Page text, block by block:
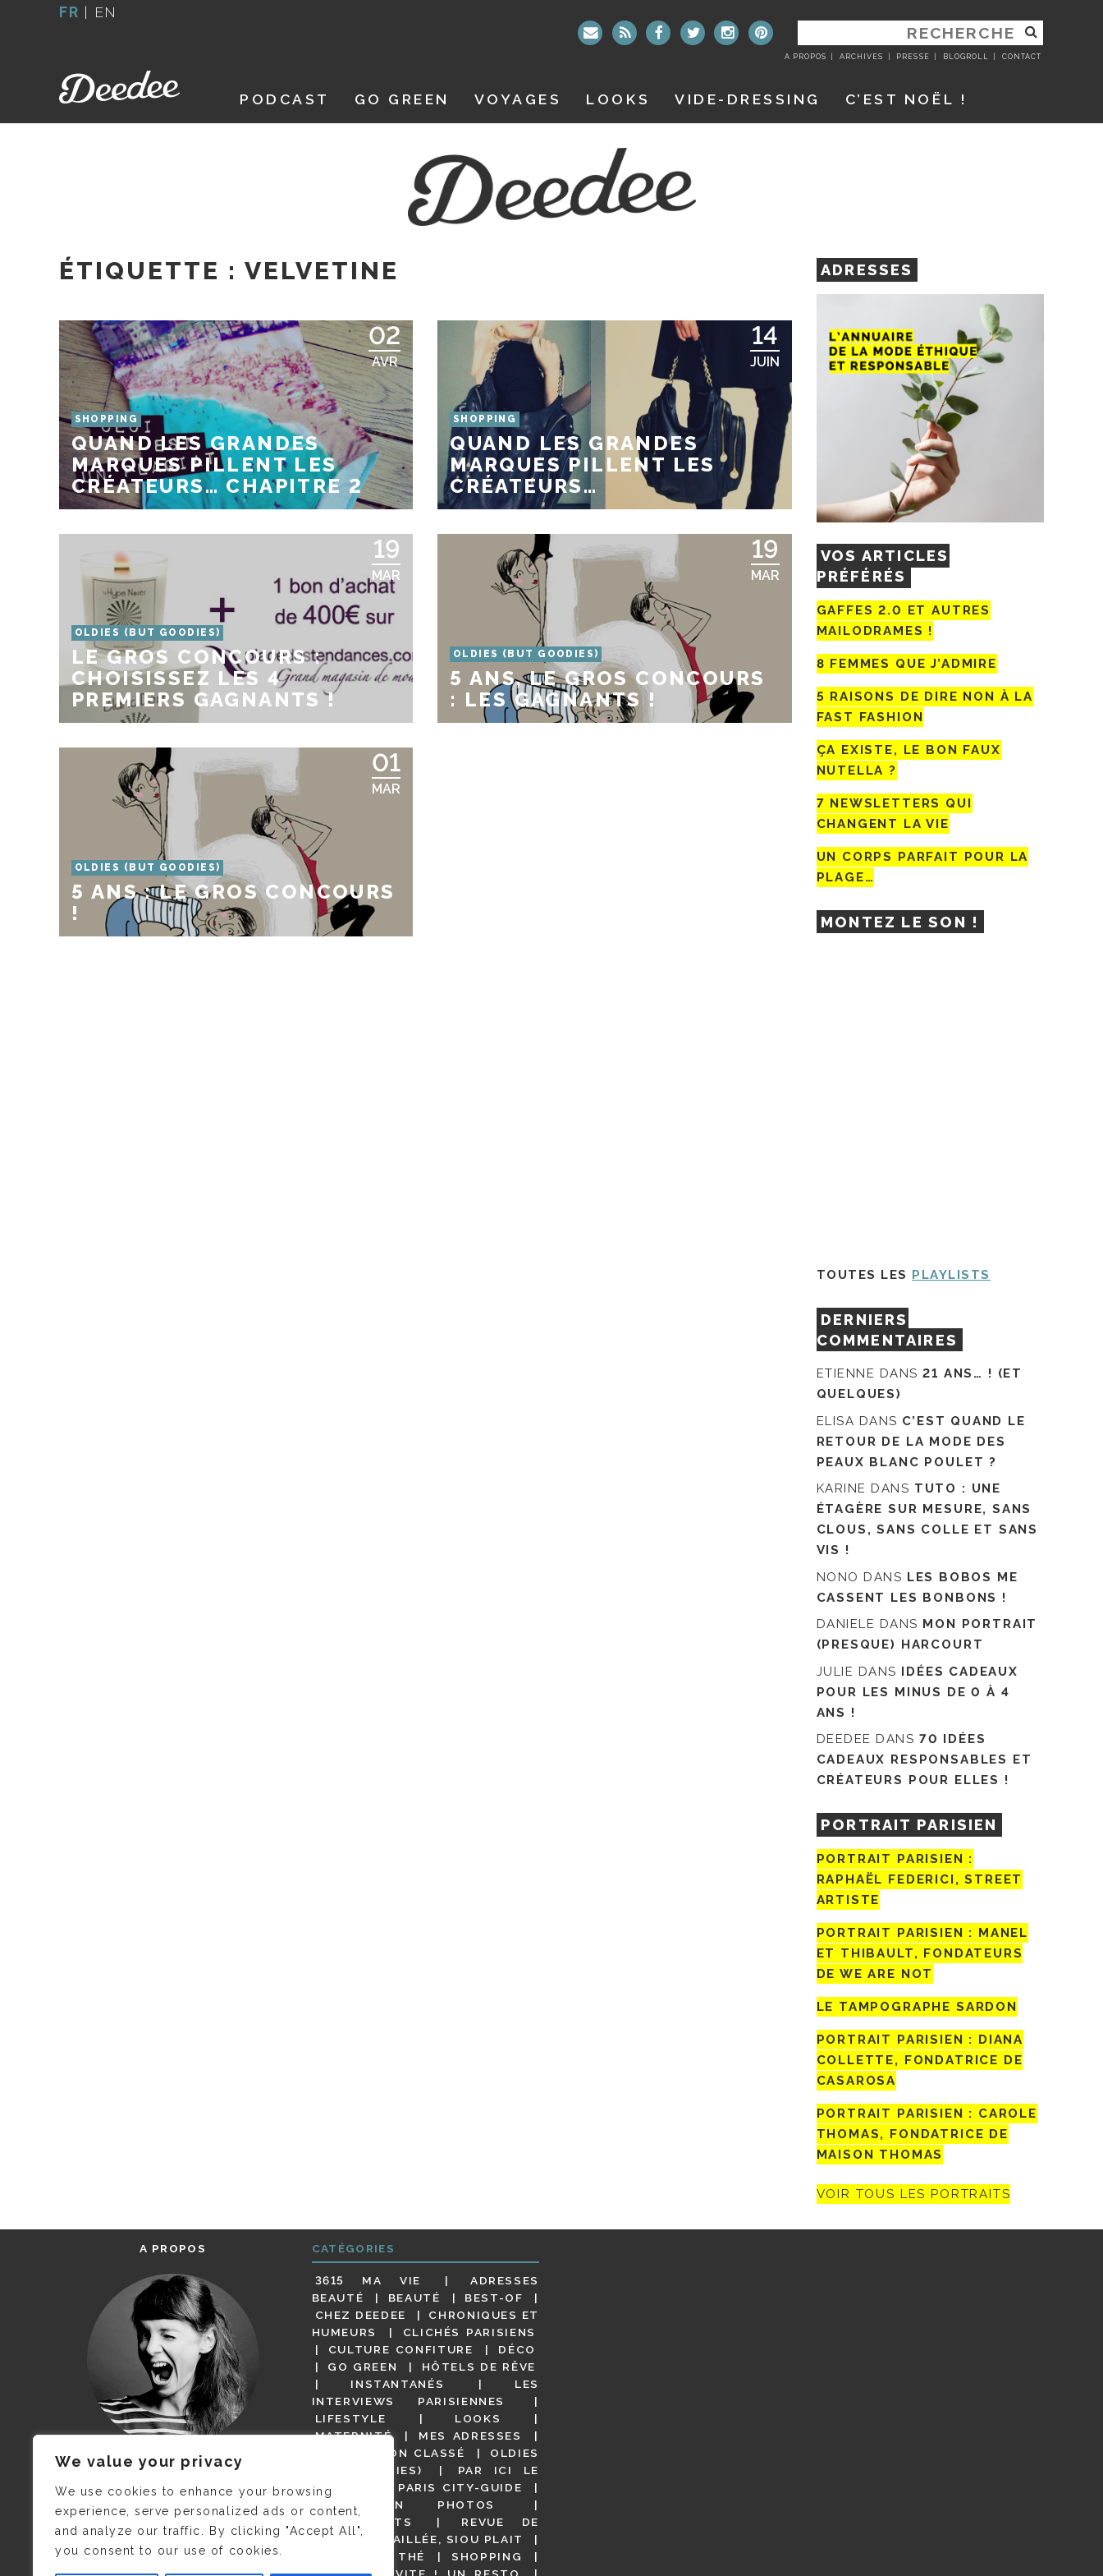
We value your privacy
We use cookies to enhance your browsing
experience, serve personalized ads or content,
and analyze our traffic. By clicking "Accept All",
you consent to our use of cookies.
FR | EN
RECHERCHER
:
A PROPOS ARCHIVES PRESSE BLOGROLL CONTACT
PODCAST GO GREEN VOYAGES LOOKS VIDE-DRESSING C’EST NOËL !
ÉTIQUETTE : VELVETINE
02
AVR
SHOPPING
QUAND LES GRANDES
MARQUES PILLENT LES
CRÉATEURS… CHAPITRE 2
14
JUIN
SHOPPING
QUAND LES GRANDES
MARQUES PILLENT LES
CRÉATEURS…
19
MAR
OLDIES (BUT GOODIES)
LE GROS CONCOURS :
CHOISISSEZ LES 4
PREMIERS GAGNANTS !
19
MAR
OLDIES (BUT GOODIES)
5 ANS, LE GROS CONCOURS
: LES GAGNANTS !
01
MAR
OLDIES (BUT GOODIES)
5 ANS : LE GROS CONCOURS
!
ADRESSES
VOS ARTICLES
PRÉFÉRÉS
GAFFES 2.0 ET AUTRES
MAILODRAMES !
8 FEMMES QUE J’ADMIRE
5 RAISONS DE DIRE NON À LA
FAST FASHION
ÇA EXISTE, LE BON FAUX
NUTELLA ?
7 NEWSLETTERS QUI
CHANGENT LA VIE
UN CORPS PARFAIT POUR LA
PLAGE…
MONTEZ LE SON !
TOUTES LES PLAYLISTS
DERNIERS
COMMENTAIRES
ETIENNE DANS21 ANS… ! (ET
QUELQUES)
ELISA DANS C’EST QUAND LE
RETOUR DE LA MODE DES
PEAUX BLANC POULET ?
KARINE DANS TUTO : UNE
ÉTAGÈRE SUR MESURE, SANS
CLOUS, SANS COLLE ET SANS
VIS !
NONO DANS LES BOBOS ME
CASSENT LES BONBONS !
DANIELE DANS MON PORTRAIT
(PRESQUE) HARCOURT
JULIE DANS IDÉES CADEAUX
POUR LES MINUS DE 0 À 4
ANS !
DEEDEE DANS 70 IDÉES
CADEAUX RESPONSABLES ET
CRÉATEURS POUR ELLES !
PORTRAIT PARISIEN
PORTRAIT PARISIEN :
RAPHAËL FEDERICI, STREET
ARTISTE
PORTRAIT PARISIEN : MANEL
ET THIBAULT, FONDATEURS
DE WE ARE NOT
LE TAMPOGRAPHE SARDON
PORTRAIT PARISIEN : DIANA
COLLETTE, FONDATRICE DE
CASAROSA
PORTRAIT PARISIEN : CAROLE
THOMAS, FONDATRICE DE
MAISON THOMAS
VOIR TOUS LES PORTRAITS
A PROPOS
JE M’APPELLE DELPHINE MAIS
C’EST ©CAMILLE COLLIN QUI A
PRIS CETTE PHOTO !
CATÉGORIES
3615 MA VIE
ADRESSES
BEAUTÉ
BEAUTÉ
BEST-OF
CHEZ DEEDEE
CHRONIQUES ET
HUMEURS
CLICHÉS PARISIENS
CULTURE CONFITURE
DÉCO
GO GREEN
HÔTELS DE RÊVE
INSTANTANÉS
LES
INTERVIEWS PARISIENNES
LIFESTYLE
LOOKS
MATERNITÉ
MES ADRESSES
NON CLASSÉ
OLDIES
(BUT GOODIES)
PAR ICI LE
MAGOT !
PARIS CITY-GUIDE
PARIS EN PHOTOS
RESTAURANTS
REVUE DE
PRESSE DÉTAILLÉE, SIOU PLAIT
SALONS DE THÉ
SHOPPING
VIDÉOS
VITE ! UN RESTO